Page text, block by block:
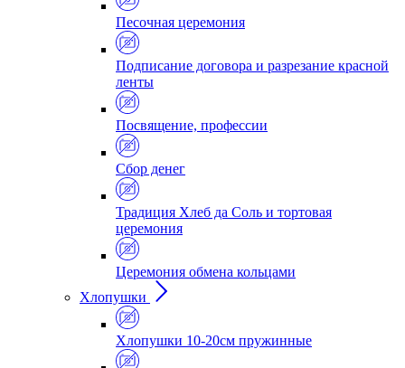
Песочная церемония
Подписание договора и разрезание красной
ленты
Посвящение, профессии
Сбор денег
Традиция Хлеб да Соль и тортовая
церемония
Церемония обмена кольцами
Хлопушки
Хлопушки 10-20см пружинные